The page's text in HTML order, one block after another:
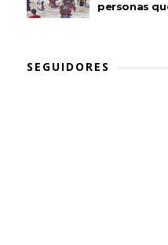
personas
SEGUIDORES